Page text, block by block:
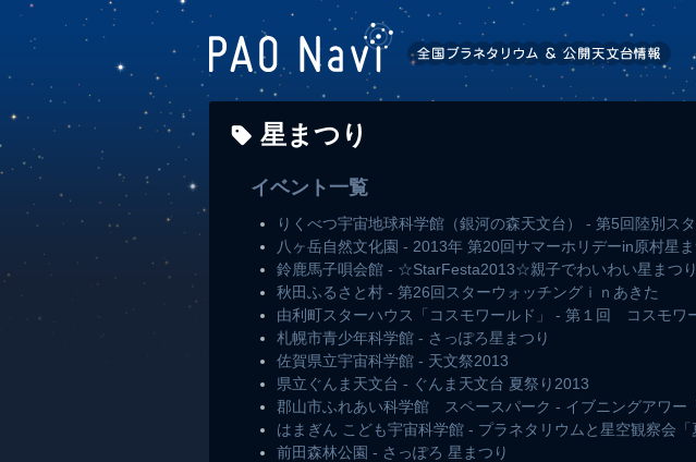
星まつり
イベント一覧
りくべつ宇宙地球科学館（銀河の森天文台） - 第5回陸別ス
八ヶ岳自然文化園 - 2013年 第20回サマーホリデーin原村星ま
鈴鹿馬子唄会館 - ☆StarFesta2013☆親子でわいわい星まつり
秋田ふるさと村 - 第26回スターウォッチングｉｎあきた
由利町スターハウス「コスモワールド」 - 第１回 コスモ
札幌市青少年科学館 - さっぽろ星まつり
佐賀県立宇宙科学館 - 天文祭2013
県立ぐんま天文台 - ぐんま天文台 夏祭り2013
郡山市ふれあい科学館 スペースパーク - イブニングアワー
はまぎん こども宇宙科学館 - プラネタリウムと星空観察会「
前田森林公園 - さっぽろ 星まつり